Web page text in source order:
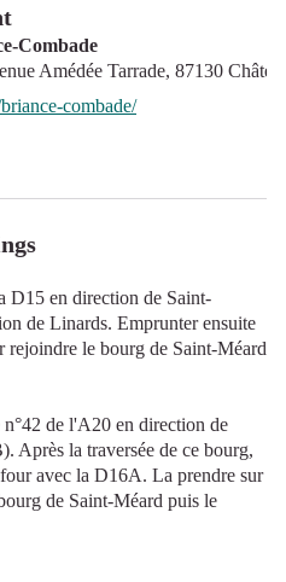
Combade
Amédée Tarrade, 87130
combade/
D15 en direction de Saint-
de Linards. Emprunter ensuite
le bourg de Saint-Méard
de l'A20 en direction de
Après la traversée de ce bourg,
avec la D16A. La prendre sur
de Saint-Méard puis le